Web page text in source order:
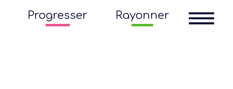
Progresser Rayonner